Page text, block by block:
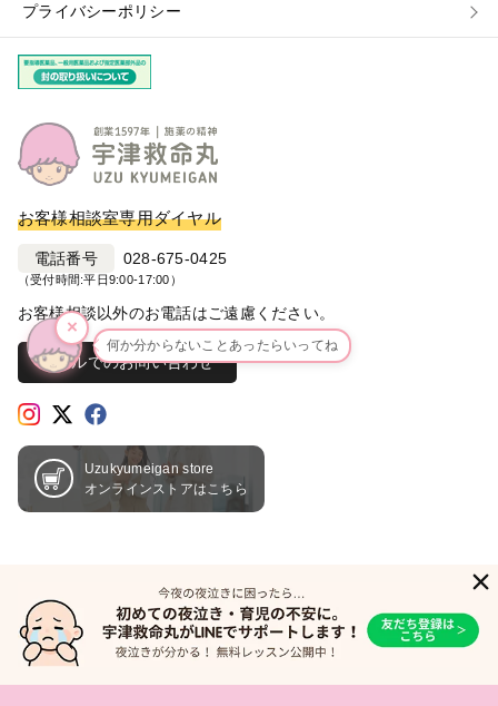
お客様相談室専用ダイヤル
電話番号 028-675-0425
（受付時間:平日9:00-17:00）
お客様相談以外のお電話はご遠慮ください。
Uzukyumeigan store
オンラインストアはこちら
メールでのお問い合わせ
プライバシーポリシー
×
何か分からないことあったらいってね